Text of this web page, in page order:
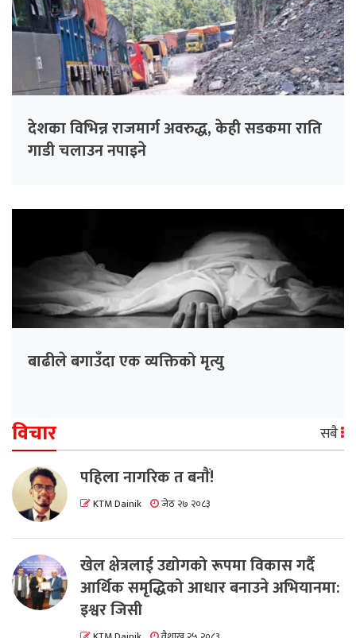
देशका विभिन्न राजमार्ग अवरुद्ध, केही सडकमा राति
गाडी चलाउन नपाइने
बाढीले बगाउँदा एक व्यक्तिको मृत्यु
विचार सबै
पहिला नागरिक त बनाैं!
KTM Dainik जेठ २७ २०८३
खेल क्षेत्रलाई उद्योगको रूपमा विकास गर्दै
आर्थिक समृद्धिको आधार बनाउने अभियानमा:
इश्वर जिसी